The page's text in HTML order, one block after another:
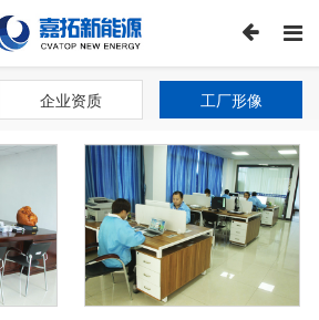
企业资质 工厂形像